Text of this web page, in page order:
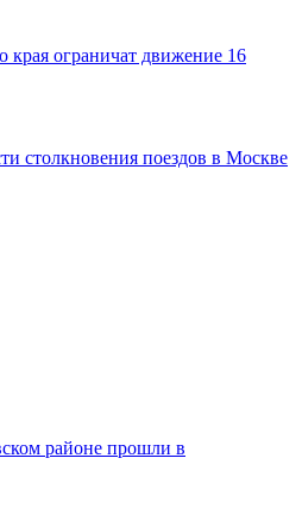
края ограничат движение 16
столкновения поездов в Москве
районе прошли в